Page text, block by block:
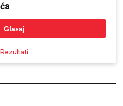
Glasaj
Rezultati